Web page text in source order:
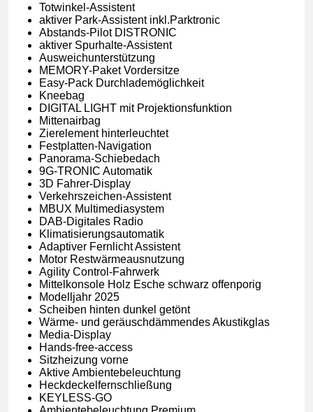
Totwinkel-Assistent
aktiver Park-Assistent inkl.Parktronic
Abstands-Pilot DISTRONIC
aktiver Spurhalte-Assistent
Ausweichunterstützung
MEMORY-Paket Vordersitze
Easy-Pack Durchlademöglichkeit
Kneebag
DIGITAL LIGHT mit Projektionsfunktion
Mittenairbag
Zierelement hinterleuchtet
Festplatten-Navigation
Panorama-Schiebedach
9G-TRONIC Automatik
3D Fahrer-Display
Verkehrszeichen-Assistent
MBUX Multimediasystem
DAB-Digitales Radio
Klimatisierungsautomatik
Adaptiver Fernlicht Assistent
Motor Restwärmeausnutzung
Agility Control-Fahrwerk
Mittelkonsole Holz Esche schwarz offenporig
Modelljahr 2025
Scheiben hinten dunkel getönt
Wärme- und geräuschdämmendes Akustikglas
Media-Display
Hands-free-access
Sitzheizung vorne
Aktive Ambientebeleuchtung
Heckdeckelfernschließung
KEYLESS-GO